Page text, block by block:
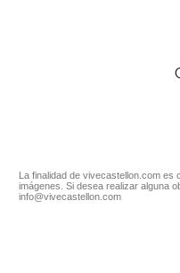
La finalidad de vivecastellon.com
imágenes. Si desea realizar alguna
info@vivecastellon.com